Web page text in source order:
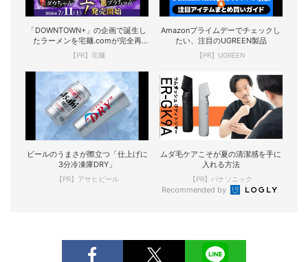
「DOWNTOWN+」の企画で誕生し
たラーメンを宅麺.comが完全再
現！
【PR】宅麺
Amazonプライムデーでチェックし
たい、注目のUGREEN製品
【PR】UGREEN
ビールのうまさが際立つ「仕上げに
3分冷凍庫DRY」
【PR】アサヒビール
ムダ毛ケアこそが夏の清潔感を手に
入れる方法
【PR】パナソニック
Recommended by